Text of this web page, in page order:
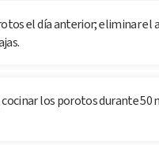
el día anterior; eliminar el
los porotos durante 50